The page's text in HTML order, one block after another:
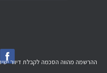
ההרשמה מהווה הסכמה לקבלת דיוור